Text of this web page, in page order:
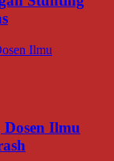
Ilmu